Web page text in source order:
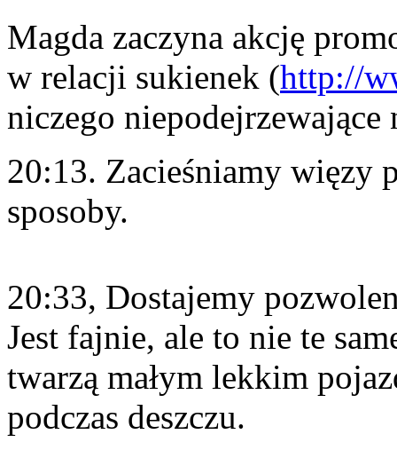
Magda zaczyna akcję
w relacji sukienek (http://
niczego
20:13. Zacieśniamy więzy
sposoby.
20:33, Dostajemy
Jest fajnie, ale to nie te
twarzą małym lekkim
podczas deszczu.